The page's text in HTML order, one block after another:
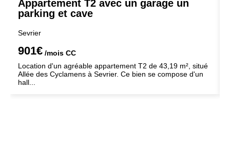
Appartement T2 avec un garage un
parking et cave
Sevrier
901€ /mois CC
Location d'un agréable appartement T2 de 43,19 m², situé
Allée des Cyclamens à Sevrier. Ce bien se compose d'un
hall...